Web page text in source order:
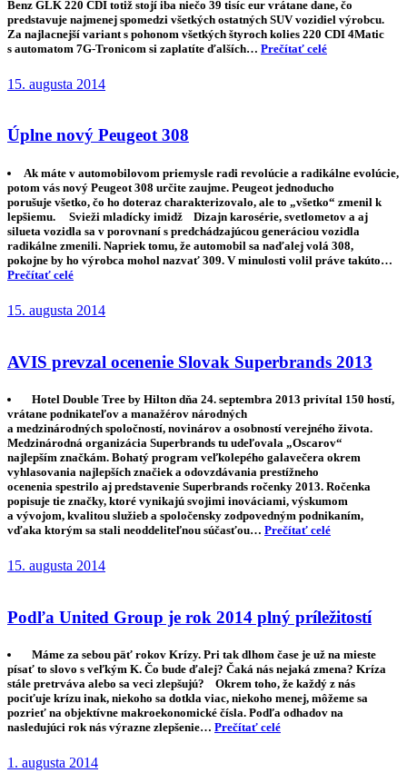
Benz GLK 220 CDI totiž stojí iba niečo 39 tisíc eur vrátane dane, čo
predstavuje najmenej spomedzi všetkých ostatných SUV vozidiel výrobcu.
Za najlacnejší variant s pohonom všetkých štyroch kolies 220 CDI 4Matic
s automatom 7G-Tronicom si zaplatíte ďalších… Prečítať celé
15. augusta 2014
Úplne nový Peugeot 308
Ak máte v automobilovom priemysle radi revolúcie a radikálne evolúcie,
potom vás nový Peugeot 308 určite zaujme. Peugeot jednoducho
porušuje všetko, čo ho doteraz charakterizovalo, ale to „všetko“ zmenil k
lepšiemu. Svieži mladícky imidž Dizajn karosérie, svetlometov a aj
silueta vozidla sa v porovnaní s predchádzajúcou generáciou vozidla
radikálne zmenili. Napriek tomu, že automobil sa naďalej volá 308,
pokojne by ho výrobca mohol nazvať 309. V minulosti volil práve takúto…
Prečítať celé
15. augusta 2014
AVIS prevzal ocenenie Slovak Superbrands 2013
Hotel Double Tree by Hilton dňa 24. septembra 2013 privítal 150 hostí,
vrátane podnikateľov a manažérov národných
a medzinárodných spoločností, novinárov a osobností verejného života.
Medzinárodná organizácia Superbrands tu udeľovala „Oscarov“
najlepším značkám. Bohatý program veľkolepého galavečera okrem
vyhlasovania najlepších značiek a odovzdávania prestížneho
ocenenia spestrilo aj predstavenie Superbrands ročenky 2013. Ročenka
popisuje tie značky, ktoré vynikajú svojimi inováciami, výskumom
a vývojom, kvalitou služieb a spoločensky zodpovedným podnikaním,
vďaka ktorým sa stali neoddeliteľnou súčasťou… Prečítať celé
15. augusta 2014